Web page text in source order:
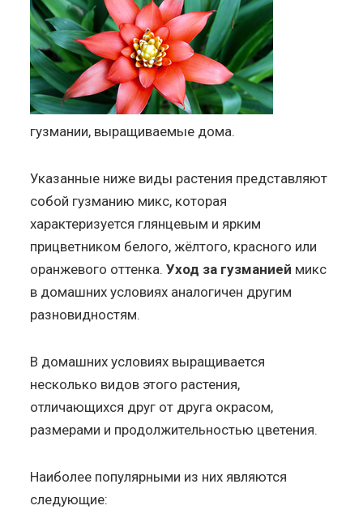
гузмании, выращиваемые дома.
Указанные ниже виды растения представляют
собой гузманию микс, которая
характеризуется глянцевым и ярким
прицветником белого, жёлтого, красного или
оранжевого оттенка.Уход за гузманией микс
в домашних условиях аналогичен другим
разновидностям.
В домашних условиях выращивается
несколько видов этого растения,
отличающихся друг от друга окрасом,
размерами и продолжительностью цветения.
Наиболее популярными из них являются
следующие: